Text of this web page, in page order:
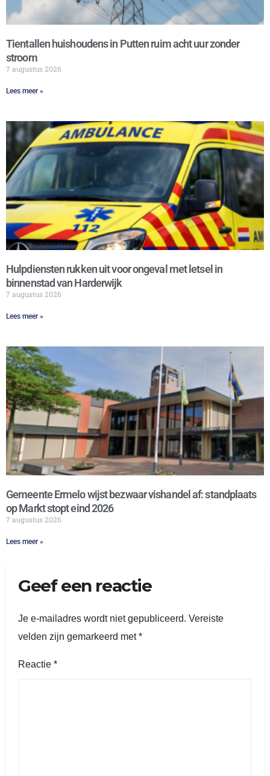
Tientallen huishoudens in Putten ruim acht uur zonder
stroom
7 augustus 2026
Lees meer »
Hulpdiensten rukken uit voor ongeval met letsel in
binnenstad van Harderwijk
7 augustus 2026
Lees meer »
Gemeente Ermelo wijst bezwaar vishandel af: standplaats
op Markt stopt eind 2026
7 augustus 2026
Lees meer »
Geef een reactie
Je e-mailadres wordt niet gepubliceerd. Vereiste
velden zijn gemarkeerd met*
Reactie *